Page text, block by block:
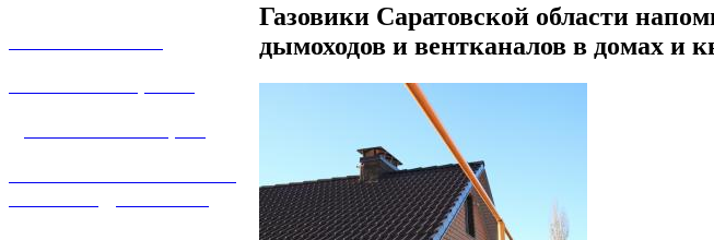
Газовики Саратовской области
дымоходов и вентканалов в домах и